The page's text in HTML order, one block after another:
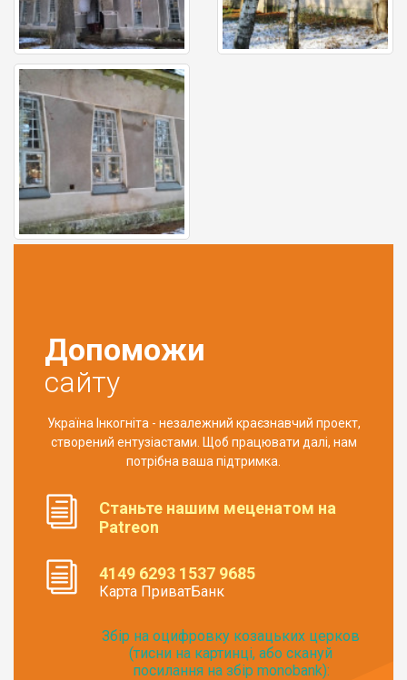
Допоможи
сайту
Україна Інкогніта - незалежний краєзнавчий проект,
створений ентузіастами. Щоб працювати далі, нам
потрібна ваша підтримка.
Станьте нашим меценатом на
Patreon
4149 6293 1537 9685
Карта ПриватБанк
Збір на оцифровку козацьких церков
(тисни на картинці, або скануй
посилання на збір monobank):